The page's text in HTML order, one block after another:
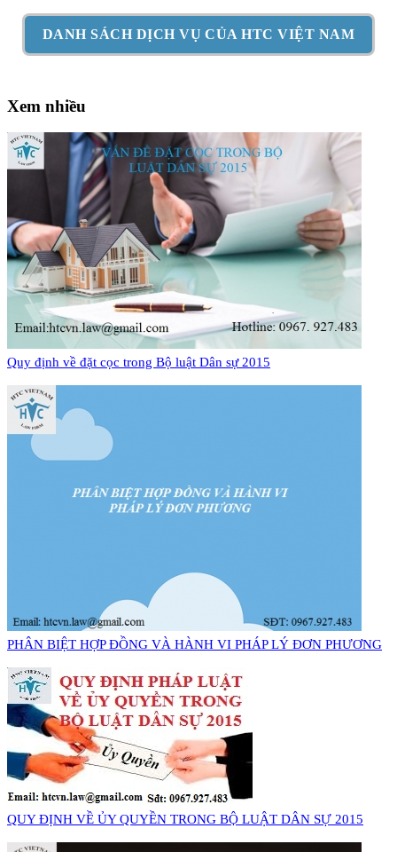
DANH SÁCH DỊCH VỤ CỦA HTC VIỆT NAM
Xem nhiều
Quy định về đặt cọc trong Bộ luật Dân sự 2015
PHÂN BIỆT HỢP ĐỒNG VÀ HÀNH VI PHÁP LÝ ĐƠN PHƯƠNG
QUY ĐỊNH VỀ ỦY QUYỀN TRONG BỘ LUẬT DÂN SỰ 2015